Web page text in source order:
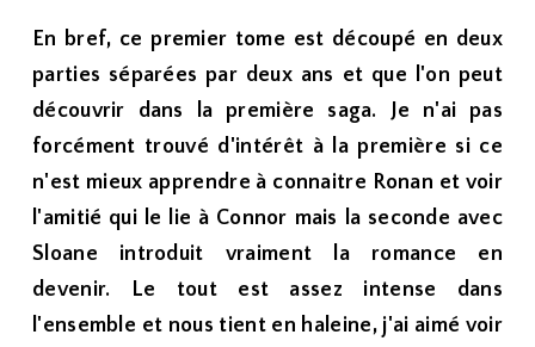
En bref, ce premier tome est découpé en deux
parties séparées par deux ans et que l'on peut
découvrir dans la première saga. Je n'ai pas
forcément trouvé d'intérêt à la première si ce
n'est mieux apprendre à connaitre Ronan et voir
l'amitié qui le lie à Connor mais la seconde avec
Sloane introduit vraiment la romance en
devenir. Le tout est assez intense dans
l'ensemble et nous tient en haleine, j'ai aimé voir